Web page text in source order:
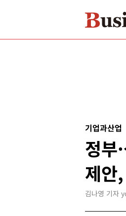
기업과산업
정부
제안
김나영 기자